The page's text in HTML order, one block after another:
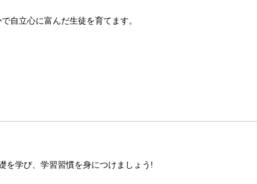
自立心に富んだ生徒を育てます。
を学び、学習習慣を身につけましょう!